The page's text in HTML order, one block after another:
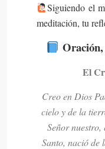
Siguiendo el
meditación, tu
Oración,
El
Creo en Dios
cielo y de la
Señor
Santo, nació de